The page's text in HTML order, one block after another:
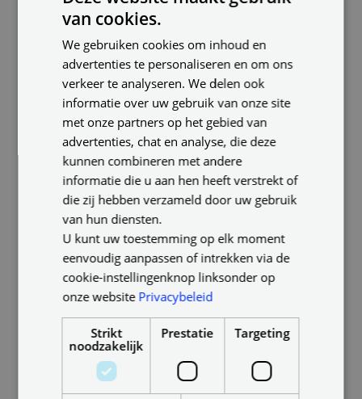
zorgt meteen voor een gezellige sfeer in de keuken.
Daarnaast is een laag plafond vaak een stuk
goedkoper. Huizen met lage plafonds vallen meestal
in een lager prijssegment. En ook de stookkosten
zijn een stuk lager. Zeker in de keuken - waar het al
snel warm wordt als het gasfornuis aanstaat - zal de
verwarming niet zo snel aan hoeven met een laag
plafond.
van cookies.
We gebruiken cookies om inhoud en
advertenties te personaliseren en om ons
verkeer te analyseren. We delen ook
informatie over uw gebruik van onze site
met onze partners op het gebied van
advertenties, chat en analyse, die deze
kunnen combineren met andere
informatie die u aan hen heeft verstrekt of
die zij hebben verzameld door uw gebruik
van hun diensten.
U kunt uw toestemming op elk moment
eenvoudig aanpassen of intrekken via de
cookie-instellingenknop linksonder op
onze website Privacybeleid
Strikt
noodzakelijk
Prestatie Targeting